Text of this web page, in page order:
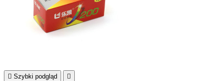
 Szybki podgląd 